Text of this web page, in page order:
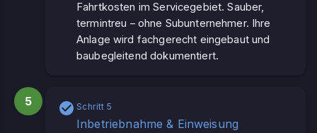
Fahrtkosten im Servicegebiet. Sauber,
termintreu – ohne Subunternehmer. Ihre
Anlage wird fachgerecht eingebaut und
baubegleitend dokumentiert.
5 Schritt 5
Inbetriebnahme & Einweisung